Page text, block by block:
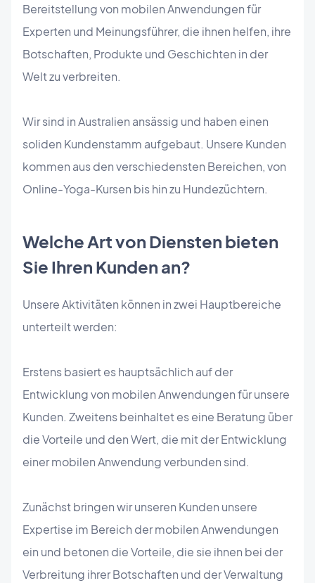
Bereitstellung von mobilen Anwendungen für
Experten und Meinungsführer, die ihnen helfen, ihre
Botschaften, Produkte und Geschichten in der
Welt zu verbreiten.
Wir sind in Australien ansässig und haben einen
soliden Kundenstamm aufgebaut. Unsere Kunden
kommen aus den verschiedensten Bereichen, von
Online-Yoga-Kursen bis hin zu Hundezüchtern.
Welche Art von Diensten bieten
Sie Ihren Kunden an?
Unsere Aktivitäten können in zwei Hauptbereiche
unterteilt werden:
Erstens basiert es hauptsächlich auf der
Entwicklung von mobilen Anwendungen für unsere
Kunden. Zweitens beinhaltet es eine Beratung über
die Vorteile und den Wert, die mit der Entwicklung
einer mobilen Anwendung verbunden sind.
Zunächst bringen wir unseren Kunden unsere
Expertise im Bereich der mobilen Anwendungen
ein und betonen die Vorteile, die sie ihnen bei der
Verbreitung ihrer Botschaften und der Verwaltung